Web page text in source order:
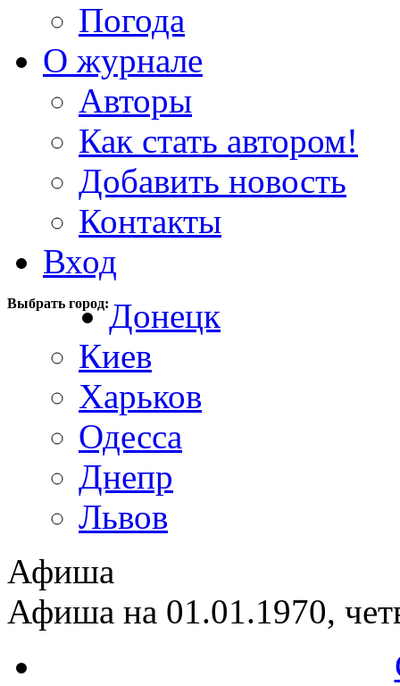
Погода
О журнале
Авторы
Как стать автором!
Добавить новость
Контакты
Вход
Выбрать город:Донецк
Киев
Харьков
Одесса
Днепр
Львов
Афиша
Афиша на 01.01.1970,